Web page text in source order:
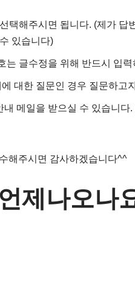
택해주시면 됩니다. (제가
있습니다)
는 글수정을 위해 반드시 입
대한 질문인 경우 질문하
메일을 받으실 수 있습니
해주시면 감사하겠습니다^^
제나오나